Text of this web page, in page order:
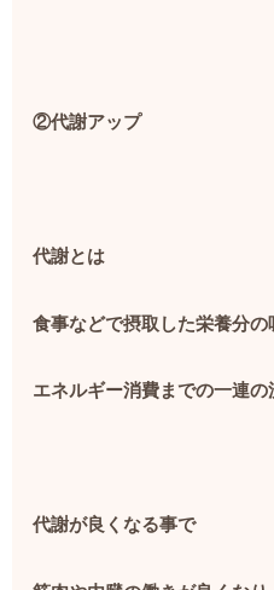
②代謝アップ
代謝とは
食事などで摂取した栄養分の
エネルギー消費までの一連の
代謝が良くなる事で